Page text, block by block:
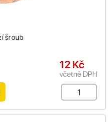
šroub
12 Kč
včetně DPH